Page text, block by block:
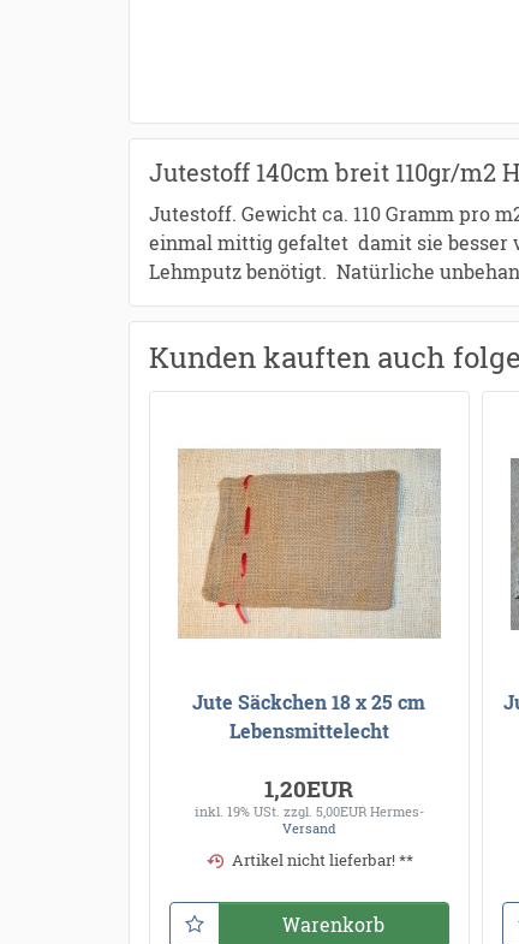
Jutestoff 140cm breit 110gr/m2
Jutestoff. Gewicht ca. 110 Gramm pro
einmal mittig gefaltet damit sie besser
Lehmputz benötigt. Natürliche
Kunden kauften auch
Jute Säckchen 18 x 25 cm
Lebensmittelecht
1,20EUR
inkl. 19% USt. zzgl. 5,00EUR Hermes-
Versand
Artikel nicht lieferbar! **
Warenkorb